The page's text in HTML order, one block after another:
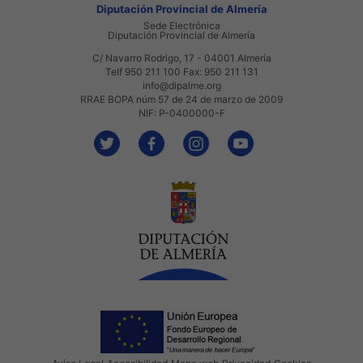
Diputación Provincial de Almería
Sede Electrónica
Diputación Provincial de Almería
C/ Navarro Rodrigo, 17 - 04001 Almería
Telf 950 211 100 Fax: 950 211 131
info@dipalme.org
RRAE BOPA núm 57 de 24 de marzo de 2009
NIF: P-0400000-F